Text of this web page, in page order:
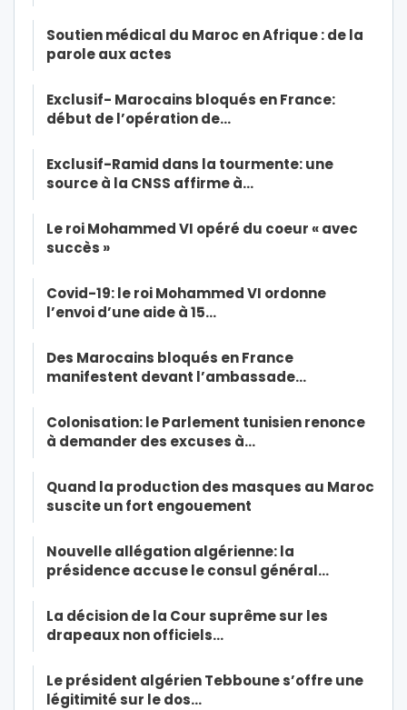
Soutien médical du Maroc en Afrique : de la
parole aux actes
Exclusif- Marocains bloqués en France:
début de l’opération de…
Exclusif-Ramid dans la tourmente: une
source à la CNSS affirme à…
Le roi Mohammed VI opéré du coeur « avec
succès »
Covid-19: le roi Mohammed VI ordonne
l’envoi d’une aide à 15…
Des Marocains bloqués en France
manifestent devant l’ambassade…
Colonisation: le Parlement tunisien renonce
à demander des excuses à…
Quand la production des masques au Maroc
suscite un fort engouement
Nouvelle allégation algérienne: la
présidence accuse le consul général…
La décision de la Cour suprême sur les
drapeaux non officiels…
Le président algérien Tebboune s’offre une
légitimité sur le dos…